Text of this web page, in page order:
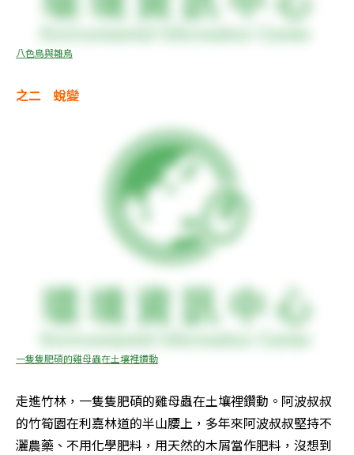
八色鳥與雛鳥
之二　蛻變
一隻隻肥碩的雞母蟲在土壤裡鑽動
走進竹林，一隻隻肥碩的雞母蟲在土壤裡鑽動。阿波叔叔
的竹筍園在利嘉林道的半山腰上，多年來阿波叔叔堅持不
灑農藥、不用化學肥料，用天然的木屑當作肥料，沒想到